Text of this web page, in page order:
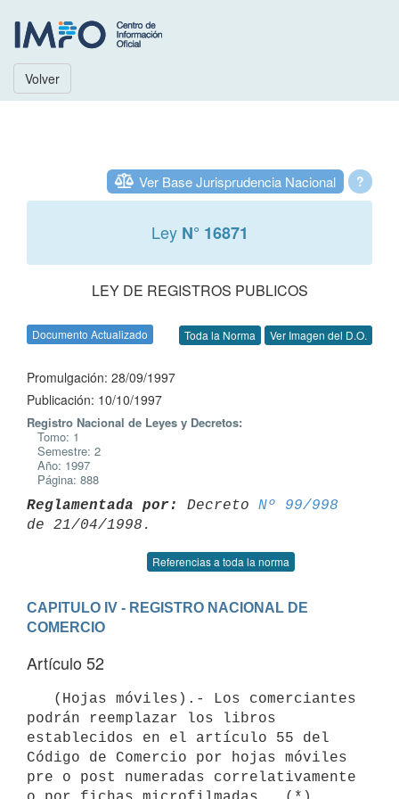
Volver
?
Ver Base Jurisprudencia Nacional
Ley N° 16871
LEY DE REGISTROS PUBLICOS
Documento Actualizado Toda la Norma Ver Imagen del D.O.
Promulgación: 28/09/1997
Publicación: 10/10/1997
Registro Nacional de Leyes y Decretos:
Tomo: 1
Semestre: 2
Año: 1997
Página: 888
Reglamentada por: Decreto Nº 99/998
Referencias a toda la norma
CAPITULO IV - REGISTRO NACIONAL DE
COMERCIO
Artículo 52
podrán reemplazar los libros
establecidos en el artículo 55 del
Código de Comercio por hojas móviles
pre o post numeradas correlativamente